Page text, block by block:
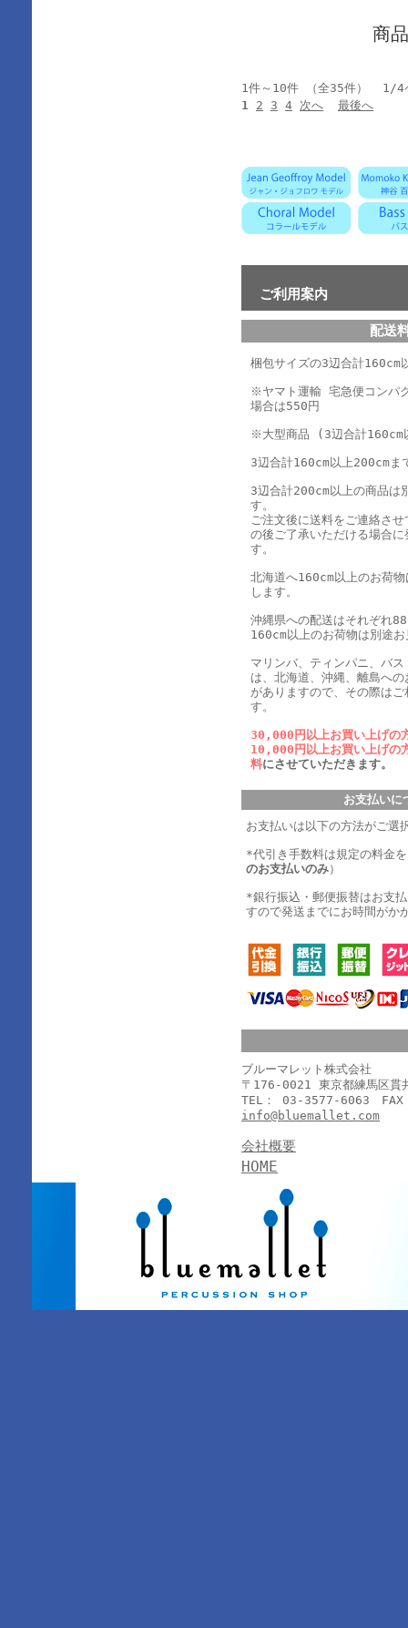
商
1件～10件 （全35件） 1/4
1 2 3 4 次へ 最後へ
ご利用案内
配送
梱包サイズの3辺合計
※ヤマト運輸 宅急便コンパ
場合は550円
※大型商品 (3辺合計160cm
3辺合計160cm以上200cm
3辺合計200cm以上の商品は
す。
ご注文後に送料をご連絡さ
の後ご了承いただける場合
す。
北海道へ160cm以上のお荷
します。
沖縄県への配送はそれぞれ
160cm以上のお荷物は別途
マリンバ、ティンパニ、バ
は、北海道、沖縄、離島へ
がありますので、その際は
す。
30,000円以上お買い上げの
10,000円以上お買い上げの
料にさせていただきます。
お支払いに
お支払いは以下の方法がご選
*代引き手数料は規定の料金
のお支払いのみ）
*銀行振込・郵便振替はお支
すので発送までにお時間がか
ブルーマレット株式会社
〒176-0021 東京都練馬区貫
TEL： 03-3577-6063
info@bluemallet.com
会社概要
HOME